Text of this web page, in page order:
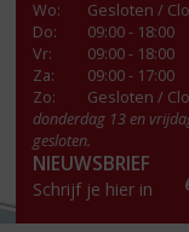
Wo:
Gesloten /
Do:
09:00 - 18:00
Vr:
09:00 - 18:00
Za:
09:00 - 17:00
Zo:
Gesloten /
donderdag 13 en
gesloten.
NIEUWSBRIEF
Schrijf je hier in